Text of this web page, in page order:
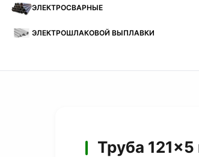
ЭЛЕКТРОСВАРНЫЕ
ЭЛЕКТРОШЛАКОВОЙ ВЫПЛАВКИ
Труба